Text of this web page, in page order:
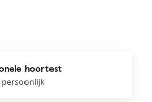
hoortest